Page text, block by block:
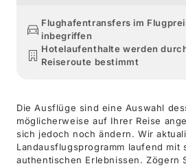
Flughafentransfers im
inbegriffen
Hotelaufenthalte werden
Reiseroute bestimmt
Die Ausflüge sind eine Auswahl
möglicherweise auf Ihrer Reise
sich jedoch noch ändern. Wir
Landausflugsprogramm laufend mit
authentischen Erlebnissen. Zögern